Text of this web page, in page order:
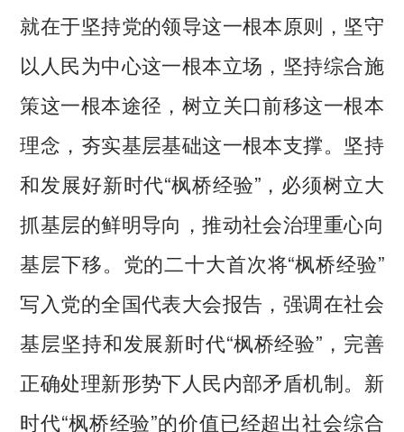
就在于坚持党的领导这一根本原则，坚守
以人民为中心这一根本立场，坚持综合施
策这一根本途径，树立关口前移这一根本
理念，夯实基层基础这一根本支撑。坚持
和发展好新时代“枫桥经验”，必须树立大
抓基层的鲜明导向，推动社会治理重心向
基层下移。党的二十大首次将“枫桥经验”
写入党的全国代表大会报告，强调在社会
基层坚持和发展新时代“枫桥经验”，完善
正确处理新形势下人民内部矛盾机制。新
时代“枫桥经验”的价值已经超出社会综合